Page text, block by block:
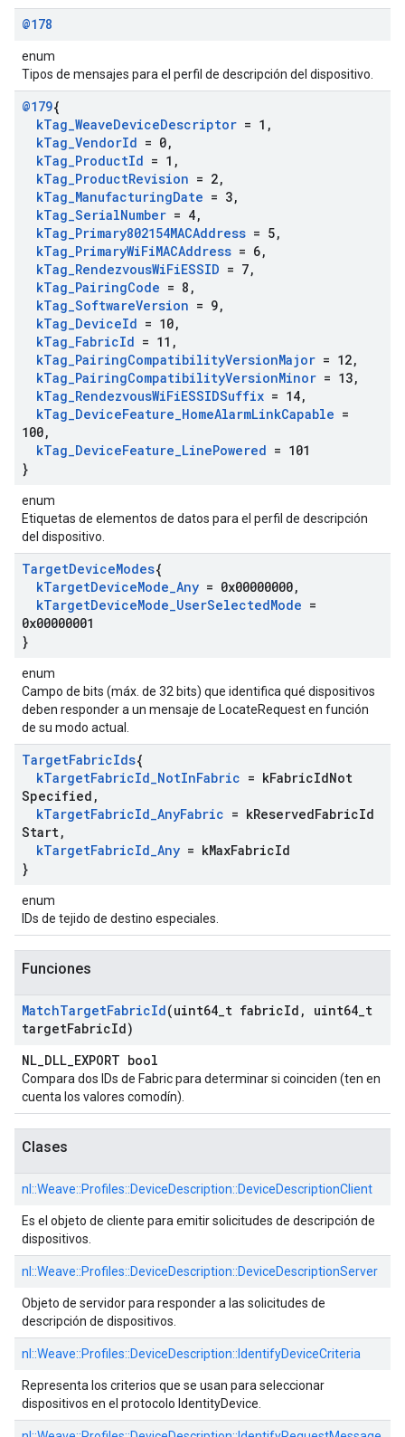
@178
enum
Tipos de mensajes para el perfil de descripción del dispositivo.
@179{
kTag_WeaveDeviceDescriptor = 1 ,
kTag_VendorId = 0,
kTag_ProductId = 1 ,
kTag_ProductRevision = 2,
kTag_ManufacturingDate = 3,
kTag_SerialNumber = 4,
kTag_Primary802154MACAddress = 5,
kTag_PrimaryWiFiMACAddress = 6,
kTag_RendezvousWiFiESSID = 7,
kTag_PairingCode = 8 ,
kTag_SoftwareVersion = 9,
kTag_DeviceId = 10,
kTag_FabricId = 11 ,
kTag_PairingCompatibilityVersionMajor = 12,
kTag_PairingCompatibilityVersionMinor = 13,
kTag_RendezvousWiFiESSIDSuffix = 14,
kTag_DeviceFeature_HomeAlarmLinkCapable =
100,
kTag_DeviceFeature_LinePowered = 101
}
enum
Etiquetas de elementos de datos para el perfil de descripción
del dispositivo.
TargetDeviceModes{
kTargetDeviceMode_Any = 0x00000000,
kTargetDeviceMode_UserSelectedMode =
0x00000001
}
enum
Campo de bits (máx. de 32 bits) que identifica qué dispositivos
deben responder a un mensaje de LocateRequest en función
de su modo actual.
TargetFabricIds{
kTargetFabricId_NotInFabric = kFabricIdNot
Specified ,
kTargetFabricId_AnyFabric = kReservedFabricId
Start,
kTargetFabricId_Any = kMaxFabricId
}
enum
IDs de tejido de destino especiales.
Funciones
MatchTargetFabricId(uint64 t fabricId , uint64 t
targetFabricId)
NL_DLL_EXPORT bool
Compara dos IDs de Fabric para determinar si coinciden (ten en
cuenta los valores comodín).
Clases
nl::Weave::Profiles::DeviceDescription::DeviceDescriptionClient
Es el objeto de cliente para emitir solicitudes de descripción de
dispositivos.
nl::Weave::Profiles::DeviceDescription::DeviceDescriptionServer
Objeto de servidor para responder a las solicitudes de
descripción de dispositivos.
nl::Weave::Profiles::DeviceDescription:: IdentifyDeviceCriteria
Representa los criterios que se usan para seleccionar
dispositivos en el protocolo IdentityDevice.